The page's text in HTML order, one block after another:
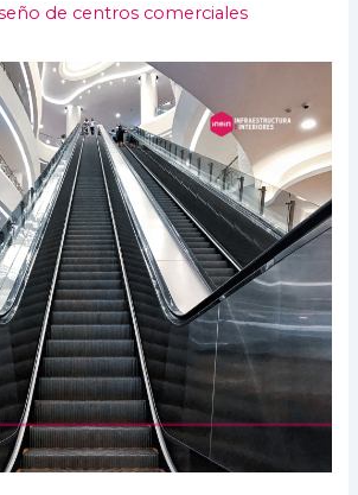
de centros comerciales